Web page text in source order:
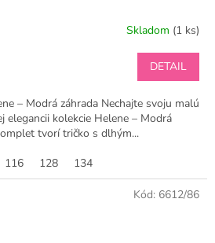
Skladom (1 ks)
DETAIL
– Modrá záhrada Nechajte svoju malú
elegancii kolekcie Helene – Modrá
tvorí tričko s dlhým...
116 128 134
Kód: 6612/86